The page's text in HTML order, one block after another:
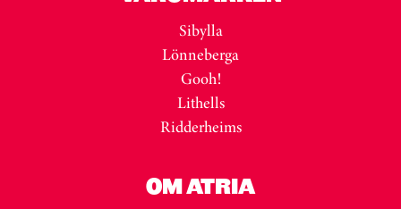
Sibylla
Lönneberga
Gooh!
Lithells
Ridderheims
OM ATRIA